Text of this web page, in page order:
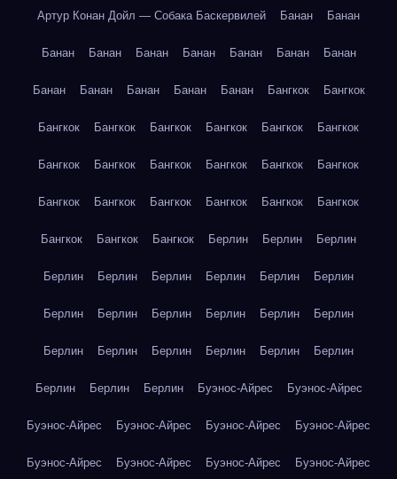
Артур Конан Дойл — Собака Баскервилей Банан Банан
Банан Банан Банан Банан Банан Банан Банан
Банан Банан Банан Банан Банан Бангкок Бангкок
Бангкок Бангкок Бангкок Бангкок Бангкок Бангкок
Бангкок Бангкок Бангкок Бангкок Бангкок Бангкок
Бангкок Бангкок Бангкок Бангкок Бангкок Бангкок
Бангкок Бангкок Бангкок Берлин Берлин Берлин
Берлин Берлин Берлин Берлин Берлин Берлин
Берлин Берлин Берлин Берлин Берлин Берлин
Берлин Берлин Берлин Берлин Берлин Берлин
Берлин Берлин Берлин Буэнос-Айрес Буэнос-Айрес
Буэнос-Айрес Буэнос-Айрес Буэнос-Айрес Буэнос-Айрес
Буэнос-Айрес Буэнос-Айрес Буэнос-Айрес Буэнос-Айрес